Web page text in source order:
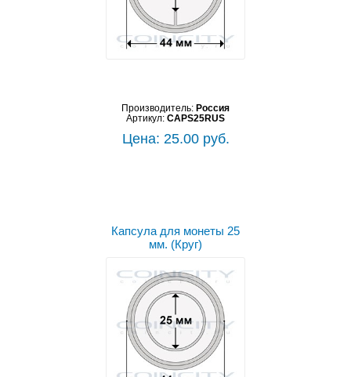
Производитель: Россия
Артикул: CAPS25RUS
Цена: 25.00 руб.
Капсула для монеты 25
мм. (Круг)